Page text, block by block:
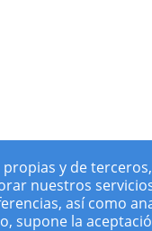
propias y de
nuestros
así como
supone la